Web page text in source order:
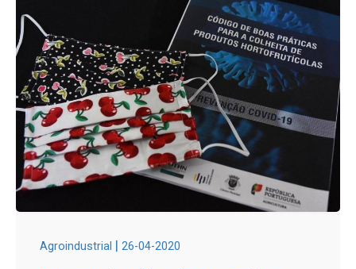
Agroindustrial | 26-04-2020